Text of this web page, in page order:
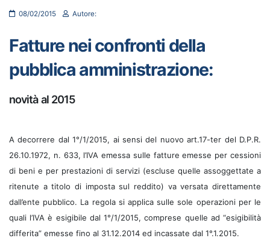
08/02/2015 Autore:
Fatture nei confronti della
pubblica amministrazione:
novità al 2015
A decorrere dal 1°/1/2015, ai sensi del nuovo art.17-ter del D.P.R.
26.10.1972, n. 633, l’IVA emessa sulle fatture emesse per cessioni
di beni e per prestazioni di servizi (escluse quelle assoggettate a
ritenute a titolo di imposta sul reddito) va versata direttamente
dall’ente pubblico. La regola si applica sulle sole operazioni per le
quali l’IVA è esigibile dal 1°/1/2015, comprese quelle ad “esigibilità
differita” emesse fino al 31.12.2014 ed incassate dal 1°.1.2015.